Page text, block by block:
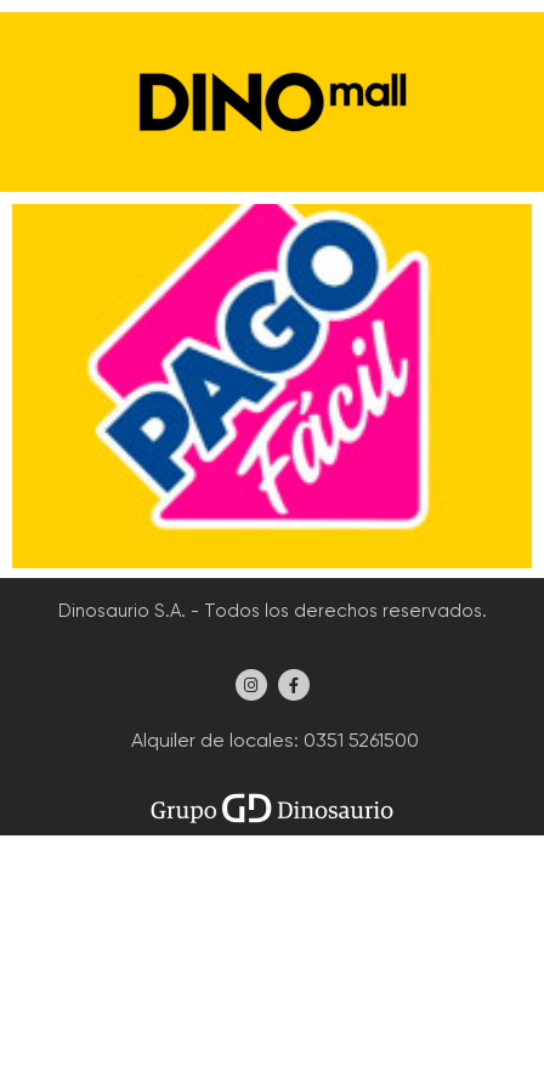
Dinosaurio S.A. - Todos los derechos reservados.
Alquiler de locales: 0351 5261500